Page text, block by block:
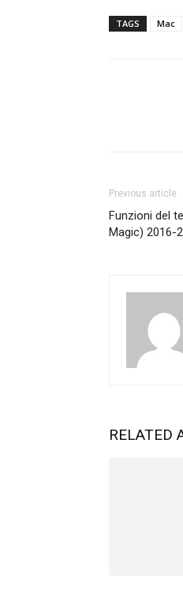
TAGS Mac
Previous article
Funzioni del
Magic) 2016-
RELATED